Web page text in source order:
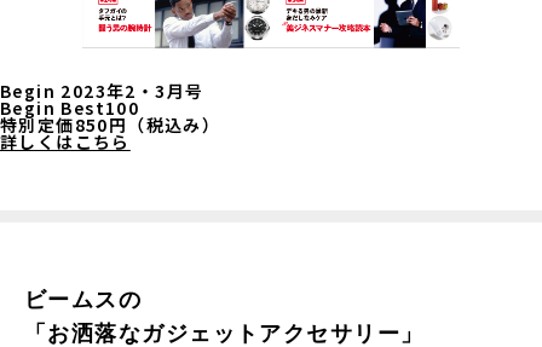
Begin 2023年2・3月号
Begin Best100
特別定価850円（税込み）
詳しくはこちら
ビームスの
「お洒落なガジェットアクセサリー」